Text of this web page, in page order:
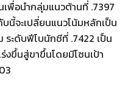
เพื่อนำกลุ่มแนวต้านที่ .7397
บนี้จะเปลี่ยนแนวโน้มหลักเป็น
ระดับฟีโบนักชีที่ .7422 เป็น
งขึ้นสู่ขาขึ้นโดยมีโซนเป้า